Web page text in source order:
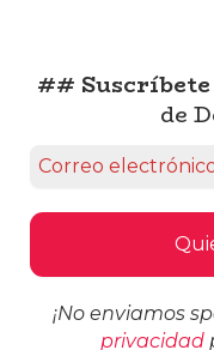
##
de
¡No enviamos
privacidad